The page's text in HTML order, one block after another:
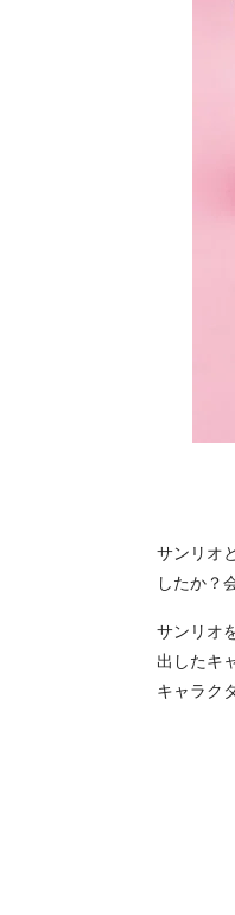
サンリオ
したか？
サンリオ
出したキ
キャラク